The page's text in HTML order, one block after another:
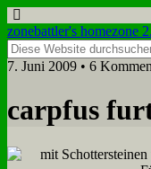
zonebattler's homezone
7. Juni 2009 • 6
car­p­fus